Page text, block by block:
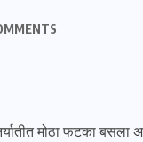
मोठा फटका